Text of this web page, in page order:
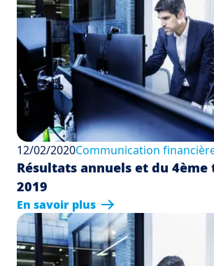
12/02/2020Communication
Résultats annuels et du
2019
En savoir plus